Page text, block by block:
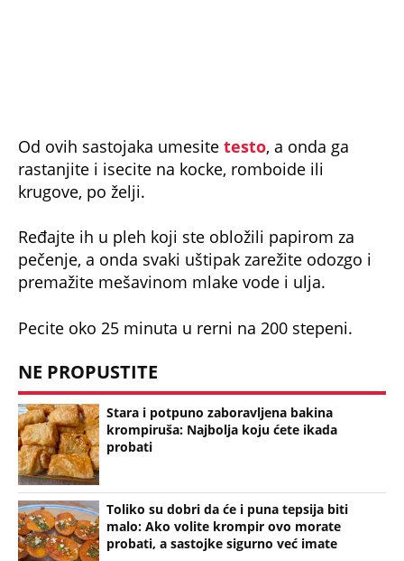
Od ovih sastojaka umesite testo, a onda ga
rastanjite i isecite na kocke, romboide ili
krugove, po želji.
Ređajte ih u pleh koji ste obložili papirom za
pečenje, a onda svaki uštipak zarežite odozgo i
premažite mešavinom mlake vode i ulja.
Pecite oko 25 minuta u rerni na 200 stepeni.
NE PROPUSTITE
Stara i potpuno zaboravljena bakina
krompiruša: Najbolja koju ćete ikada
probati
Toliko su dobri da će i puna tepsija biti
malo: Ako volite krompir ovo morate
probati, a sastojke sigurno već imate